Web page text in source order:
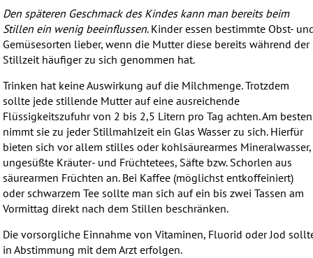
Den späteren Geschmack des Kindes kann man bereits beim
Stillen ein wenig beeinflussen. Kinder essen bestimmte Obst-
Gemüsesorten lieber, wenn die Mutter diese bereits während der
Stillzeit häufiger zu sich genommen hat.
Trinken hat keine Auswirkung auf die Milchmenge. Trotzdem
sollte jede stillende Mutter auf eine ausreichende
Flüssigkeitszufuhr von 2 bis 2,5 Litern pro Tag achten. Am besten
nimmt sie zu jeder Stillmahlzeit ein Glas Wasser zu sich. Hierfür
bieten sich vor allem stilles oder kohlsäurearmes Mineralwasser,
ungesüßte Kräuter- und Früchtetees, Säfte bzw. Schorlen aus
säurearmen Früchten an. Bei Kaffee (möglichst entkoffeiniert)
oder schwarzem Tee sollte man sich auf ein bis zwei Tassen am
Vormittag direkt nach dem Stillen beschränken.
Die vorsorgliche Einnahme von Vitaminen, Fluorid oder Jod
in Abstimmung mit dem Arzt erfolgen.